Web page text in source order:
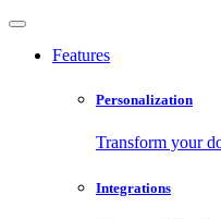
Features
Personalization
Transform your
Integrations